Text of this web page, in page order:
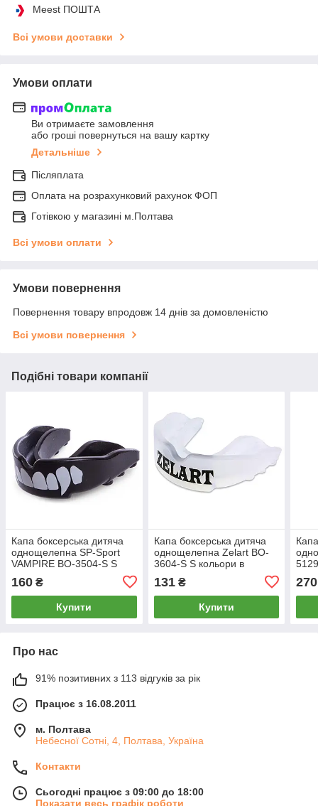
Meest ПОШТА
Всі умови доставки
Умови оплати
Ви отримаєте замовлення
або гроші повернуться на вашу картку
Детальніше
Післяплата
Оплата на розрахунковий рахунок ФОП
Готівкою у магазині м.Полтава
Всі умови оплати
Умови повернення
Повернення товару впродовж 14 днів за домовленістю
Всі умови повернення
Подібні товари компанії
Капа боксерська дитяча
однощелепна SP-Sport
VAMPIRE BO-3504-S S
160 ₴
Купити
Капа боксерська дитяча
однощелепна Zelart BO-
3604-S S кольори в
131₴
Купити
270
Про нас
91% позитивних з 113 відгуків за рік
Працює з 16.08.2011
м. Полтава
Небесної Сотні, 4, Полтава, Україна
Контакти
Сьогодні працює з 09:00 до 18:00
Показати весь графік роботи